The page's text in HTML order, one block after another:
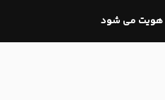
هویت می شود